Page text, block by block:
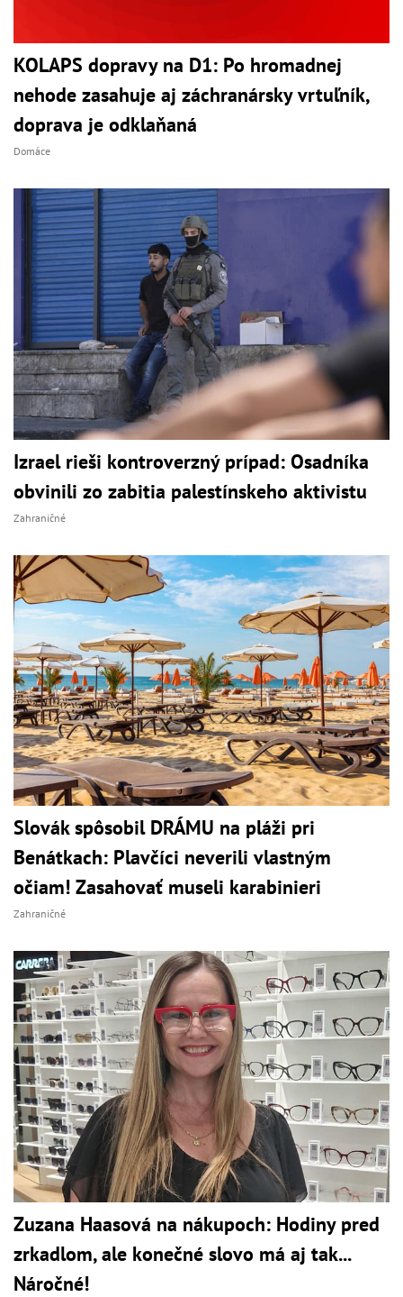
KOLAPS dopravy na D1: Po hromadnej
nehode zasahuje aj záchranársky vrtuľník,
doprava je odklaňaná
Domáce
Izrael rieši kontroverzný prípad: Osadníka
obvinili zo zabitia palestínskeho aktivistu
Zahraničné
Slovák spôsobil DRÁMU na pláži pri
Benátkach: Plavčíci neverili vlastným
očiam! Zasahovať museli karabinieri
Zahraničné
Zuzana Haasová na nákupoch: Hodiny pred
zrkadlom, ale konečné slovo má aj tak...
Náročné!